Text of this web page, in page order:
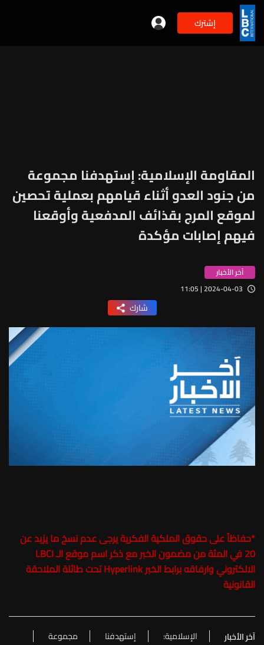
إشترك
المقاومة الإسلامية: إستهدفنا ‏‏‏مجموعة
من جنود ‏العدو أثناء قيامهم بعملية تحصين
لموقع المرج بقذائف المدفعية وأوقعنا
فيهم إصابات مؤكدة ‏
آخر الأخبار
2024-04-03 | 11:05
شارك
*حفاظاً على حقوق الملكية الفكرية يرجى عدم نسخ ما يزيد عن
20 في المئة من مضمون الخبر مع ذكر اسم موقع الـ LBCI
الالكتروني وارفاقه برابط الخبر Hyperlink تحت طائلة الملاحقة
القانونية
آخر الأخبار الإسلامية: إستهدفنا
‏‏‏مجموعة